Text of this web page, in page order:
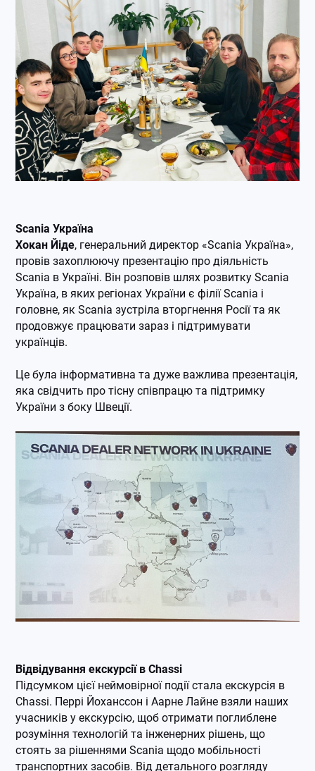
Scania Україна
Хокан Йіде, генеральний директор «Scania Україна»,
провів захоплюючу презентацію про діяльність
Scania в Україні. Він розповів шлях розвитку Scania
Україна, в яких регіонах України є філії Scania і
головне, як Scania зустріла вторгнення Росії та як
продовжує працювати зараз і підтримувати
українців.
Це була інформативна та дуже важлива презентація,
яка свідчить про тісну співпрацю та підтримку
України з боку Швеції.
Відвідування екскурсії в Chassi
Підсумком цієї неймовірної події стала екскурсія в
Chassi. Перрі Йоханссон і Аарне Лайне взяли наших
учасників у екскурсію, щоб отримати поглиблене
розуміння технологій та інженерних рішень, що
стоять за рішеннями Scania щодо мобільності
транспортних засобів. Від детального розгляду